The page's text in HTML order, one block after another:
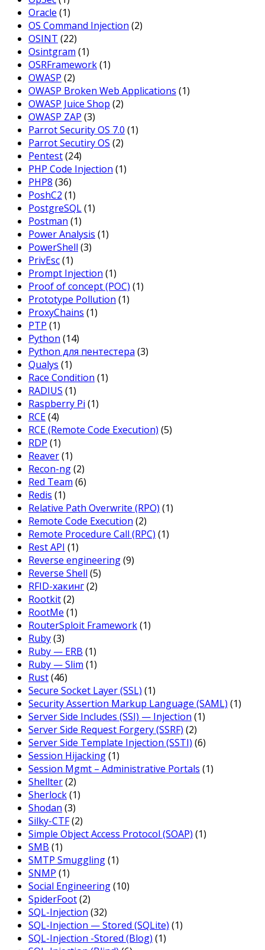
Oracle (1)
OS Command Injection (2)
OSINT (22)
Osintgram (1)
OSRFramework(1)
OWASP (2)
OWASP Broken Web Applications (1)
OWASP Juice Shop (2)
OWASP ZAP (3)
Parrot Security OS 7.0 (1)
Parrot Secutiry OS (2)
Pentest(24)
PHP Code Injection (1)
PHP8 (36)
PoshC2 (1)
PostgreSQL(1)
Postman (1)
Power Analysis (1)
PowerShell (3)
PrivEsc(1)
Prompt Injection (1)
Proof of concept (POC) (1)
Prototype Pollution (1)
ProxyChains (1)
PTP (1)
Python (14)
Python для пентестера (3)
Qualys (1)
Race Condition (1)
RADIUS (1)
Raspberry Pi (1)
RCE(4)
RCE (Remote Code Execution) (5)
RDP (1)
Reaver(1)
Recon-ng(2)
Red Team (6)
Redis (1)
Relative Path Overwrite (RPO) (1)
Remote Code Execution (2)
Remote Procedure Call (RPC) (1)
Rest API (1)
Reverse engineering(9)
Reverse Shell (5)
RFID-хакинг(2)
Rootkit(2)
RootMe (1)
RouterSploit Framework(1)
Ruby(3)
Ruby — ERB (1)
Ruby — Slim (1)
Rust(46)
Secure Socket Layer (SSL) (1)
Security Assertion Markup Language (SAML) (1)
Server Side Includes (SSI) — Injection (1)
Server Side Request Forgery (SSRF) (2)
Server Side Template Injection (SSTI) (6)
Session Hijacking(1)
Session Mgmt – Administrative Portals (1)
Shellter(2)
Sherlock(1)
Shodan (3)
Silky-CTF(2)
Simple Object Access Protocol (SOAP) (1)
SMB (1)
SMTP Smuggling(1)
SNMP (1)
Social Engineering(10)
SpiderFoot(2)
SQL-Injection (32)
SQL-Injection — Stored (SQLite) (1)
SQL-Injection -Stored (Blog) (1)